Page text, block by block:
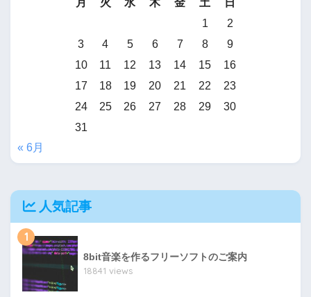
1
2
3
4 5 6 7 8
9
10
11 12 13 14 15
16
17
18 19 20 21 22
23
24
25 26 27 28 29
30
31
« 6月
人気記事
1
8bit音楽を作るフリーソフトのご案内
18841 views